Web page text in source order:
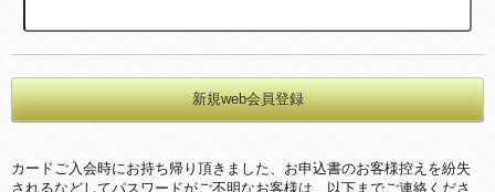
カードご入会時にお持ち帰り頂きました、お申込書のお客様控えを紛失
されるなどしてパスワードがご不明なお客様は、以下までご連絡くださ